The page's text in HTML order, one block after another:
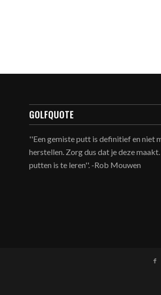
GOLFQUOTE
''Een gemiste putt is definitief en niet
herstellen. Zorg dus dat je deze
putten is te leren''. -Rob Mouwen